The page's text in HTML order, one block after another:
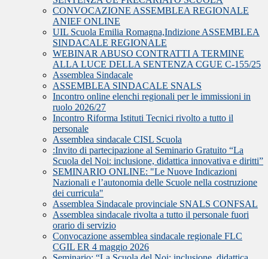
CONVOCAZIONE ASSEMBLEA REGIONALE
ANIEF ONLINE
UIL Scuola Emilia Romagna,Indizione ASSEMBLEA
SINDACALE REGIONALE
WEBINAR ABUSO CONTRATTI A TERMINE
ALLA LUCE DELLA SENTENZA CGUE C‑155/25
Assemblea Sindacale
ASSEMBLEA SINDACALE SNALS
Incontro online elenchi regionali per le immissioni in
ruolo 2026/27
Incontro Riforma Istituti Tecnici rivolto a tutto il
personale
Assemblea sindacale CISL Scuola
:Invito di partecipazione al Seminario Gratuito “La
Scuola del Noi: inclusione, didattica innovativa e diritti”
SEMINARIO ONLINE: "Le Nuove Indicazioni
Nazionali e l’autonomia delle Scuole nella costruzione
dei curricula"
Assemblea Sindacale provinciale SNALS CONFSAL
Assemblea sindacale rivolta a tutto il personale fuori
orario di servizio
Convocazione assemblea sindacale regionale FLC
CGIL ER 4 maggio 2026